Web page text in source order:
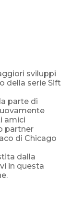
sviluppi
della serie Sift
parte di
amici
partner
di Chicago
dalla
in questa